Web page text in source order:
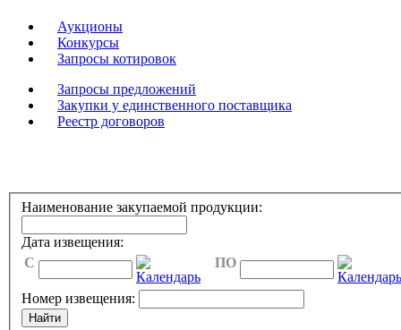
Аукционы
Конкурсы
Запросы котировок
Запросы предложений
Закупки у единственного поставщика
Реестр договоров
Наименование закупаемой продукции:
Дата извещения:
C
ПО
Номер извещения: